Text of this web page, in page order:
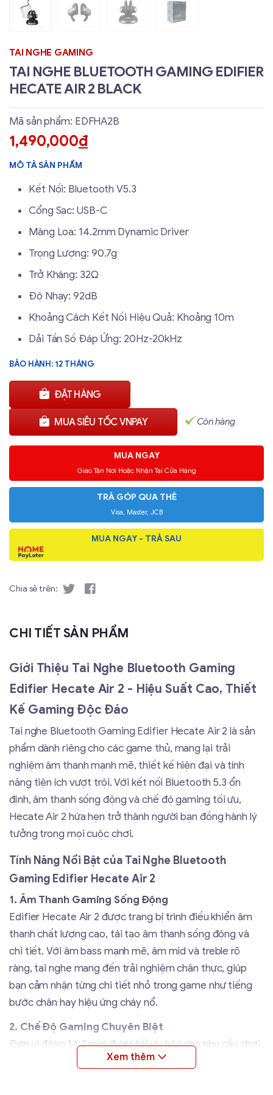
TAI NGHE GAMING
TAI NGHE BLUETOOTH GAMING EDIFIER
HECATE AIR 2 BLACK
Mã sản phẩm: EDFHA2B
1,490,000đ
MÔ TẢ SẢN PHẨM
Kết Nối: Bluetooth V5.3
Cổng Sạc: USB-C
Màng Loa: 14.2mm Dynamic Driver
Trọng Lượng: 90.7g
Trở Kháng: 32Ω
Độ Nhạy: 92dB
Khoảng Cách Kết Nối Hiệu Quả: Khoảng 10m
Dải Tần Số Đáp Ứng: 20Hz-20kHz
BẢO HÀNH: 12 THÁNG
ĐẶT HÀNG
MUA SIÊU TỐC VNPAY Còn hàng
MUA NGAY
Giao Tận Nơi Hoặc Nhận Tại Cửa Hàng
TRẢ GÓP QUA THẺ
Visa, Master, JCB
MUA NGAY - TRẢ SAU
Chia sẻ trên:
CHI TIẾT SẢN PHẨM
Giới Thiệu Tai Nghe Bluetooth Gaming
Edifier Hecate Air 2 - Hiệu Suất Cao, Thiết
Kế Gaming Độc Đáo
Tai nghe Bluetooth Gaming Edifier Hecate Air 2 là sản
phẩm dành riêng cho các game thủ, mang lại trải
nghiệm âm thanh mạnh mẽ, thiết kế hiện đại và tính
năng tiện ích vượt trội. Với kết nối Bluetooth 5.3 ổn
định, âm thanh sống động và chế độ gaming tối ưu,
Hecate Air 2 hứa hẹn trở thành người bạn đồng hành lý
tưởng trong mọi cuộc chơi.
Tính Năng Nổi Bật của Tai Nghe Bluetooth
Gaming Edifier Hecate Air 2
1. Âm Thanh Gaming Sống Động
Edifier Hecate Air 2 được trang bị trình điều khiển âm
thanh chất lượng cao, tái tạo âm thanh sống động và
chi tiết. Với âm bass mạnh mẽ, âm mid và treble rõ
ràng, tai nghe mang đến trải nghiệm chân thực, giúp
bạn cảm nhận từng chi tiết nhỏ trong game như tiếng
bước chân hay hiệu ứng cháy nổ.
2. Chế Độ Gaming Chuyên Biệt
Đơn vị động 14,2 mm được tối ưu hóa cho nhu cầu chơi
game với chế độ Gaming Mode, giúp giảm độ trễ âm